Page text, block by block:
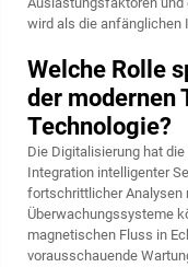
wird als die anfänglichen
Welche Rolle
der modernen
Technologie?
Die Digitalisierung hat
Integration intelligenter
fortschrittlicher Analysen
Überwachungssysteme
magnetischen Fluss in
vorausschauende